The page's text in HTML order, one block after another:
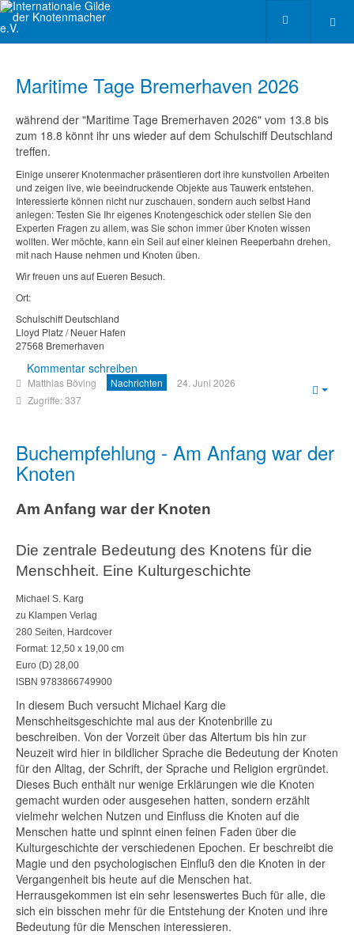
Maritime Tage Bremerhaven 2026
während der "Maritime Tage Bremerhaven 2026" vom 13.8 bis
zum 18.8 könnt ihr uns wieder auf dem Schulschiff Deutschland
treffen.
Einige unserer Knotenmacher präsentieren dort ihre kunstvollen Arbeiten
und zeigen live, wie beeindruckende Objekte aus Tauwerk entstehen.
Interessierte können nicht nur zuschauen, sondern auch selbst Hand
anlegen: Testen Sie Ihr eigenes Knotengeschick oder stellen Sie den
Experten Fragen zu allem, was Sie schon immer über Knoten wissen
wollten. Wer möchte, kann ein Seil auf einer kleinen Reeperbahn drehen,
mit nach Hause nehmen und Knoten üben.
Wir freuen uns auf Eueren Besuch.
Ort:
Schulschiff Deutschland
Lloyd Platz / Neuer Hafen
27568 Bremerhaven
Kommentar schreiben
Matthias Böving Nachrichten
24. Juni 2026
Zugriffe: 337
Buchempfehlung - Am Anfang war der
Knoten
Am Anfang war der Knoten
Die zentrale Bedeutung des Knotens für die
Menschheit. Eine Kulturgeschichte
Michael S. Karg
zu Klampen Verlag
280 Seiten, Hardcover
Format: 12,50 x 19,00 cm
Euro (D) 28,00
ISBN 9783866749900
In diesem Buch versucht Michael Karg die
Menschheitsgeschichte mal aus der Knotenbrille zu
beschreiben. Von der Vorzeit über das Altertum bis hin zur
Neuzeit wird hier in bildlicher Sprache die Bedeutung der Knoten
für den Alltag, der Schrift, der Sprache und Religion ergründet.
Dieses Buch enthält nur wenige Erklärungen wie die Knoten
gemacht wurden oder ausgesehen hatten, sondern erzählt
vielmehr welchen Nutzen und Einfluss die Knoten auf die
Menschen hatte und spinnt einen feinen Faden über die
Kulturgeschichte der verschiedenen Epochen. Er beschreibt die
Magie und den psychologischen Einfluß den die Knoten in der
Vergangenheit bis heute auf die Menschen hat.
Herrausgekommen ist ein sehr lesenswertes Buch für alle, die
sich ein bisschen mehr für die Entstehung der Knoten und ihre
Bedeutung für die Menschen interessieren.